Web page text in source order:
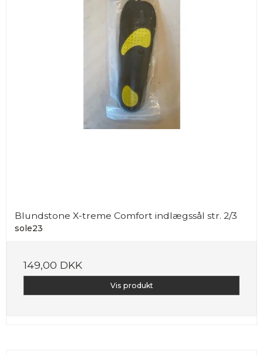
Blundstone X-treme Comfort indlægssål str. 2/3
sole23
149,00 DKK
Vis produkt